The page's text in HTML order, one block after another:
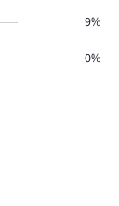
9%
0%